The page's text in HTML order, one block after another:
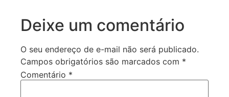
Deixe um comentário
O seu endereço de e-mail não será publicado.
Campos obrigatórios são marcados com *
Comentário *